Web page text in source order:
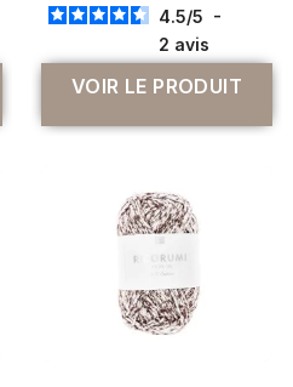
4.5/5 -
2 avis
VOIR LE PRODUIT